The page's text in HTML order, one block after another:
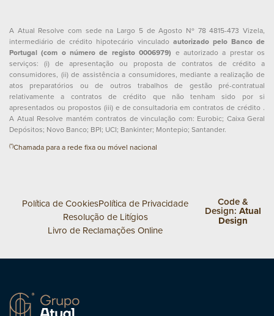
A Atual Resolve com sede na Largo 5 de Agosto Nº 78 4815-473 Vizela,
intermediário de crédito hipotecário vinculado autorizado pelo Banco de
Portugal (com o número de registo 0006979) e autorizado a prestar os
serviços: (i) de apresentação ou proposta de contratos de crédito a
consumidores, (ii) de assistência a consumidores, mediante a realização de
atos preparatórios ou de outros trabalhos de gestão pré-contratual
relativamente a contratos de crédito que não tenham sido por si
apresentados ou propostos (iii) e de consultadoria em contratos de crédito .
A Atual Resolve mantém contratos de vinculação com: Eurobic; Caixa Geral
Depósitos; Novo Banco; BPI; UCI; Bankinter; Montepio; Santander.
(*)Chamada para a rede fixa ou móvel nacional
Política de CookiesPolítica de Privacidade
Resolução de Litígios
Livro de Reclamações Online
Code &
Design:Atual
Design